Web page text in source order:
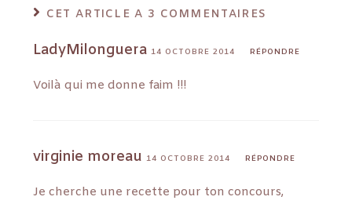
CET ARTICLE A 3 COMMENTAIRES
LadyMilonguera 14 OCTOBRE 2014 RÉPONDRE
Voilà qui me donne faim !!!
virginie moreau 14 OCTOBRE 2014 RÉPONDRE
Je cherche une recette pour ton concours,